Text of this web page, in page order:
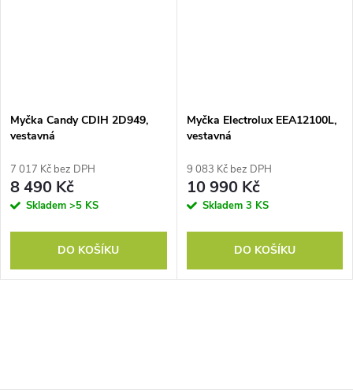
Myčka Candy CDIH 2D949,
vestavná
7 017 Kč bez DPH
8 490 Kč
Skladem >5 KS
DO KOŠÍKU
Myčka Electrolux EEA12100L,
vestavná
9 083 Kč bez DPH
10 990 Kč
Skladem 3 KS
DO KOŠÍKU